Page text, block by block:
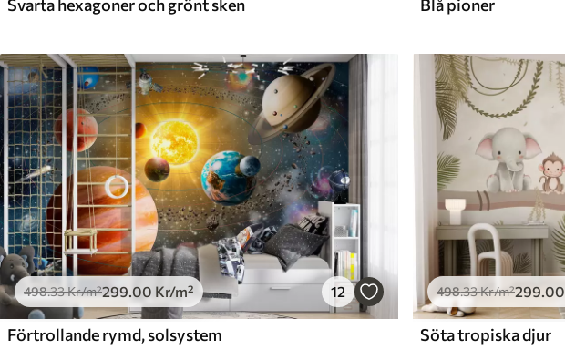
Svarta hexagoner och grönt sken Blå pioner
498.33Kr/m²299.00 Kr/m² 12
Förtrollande rymd, solsystem
498.33Kr/m²299.00
Söta tropiska djur